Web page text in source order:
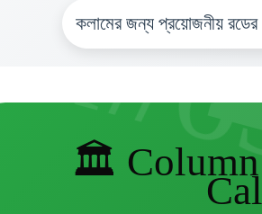
কলামের জন্য প্রয়োজনীয় রডের
🏛️ Column